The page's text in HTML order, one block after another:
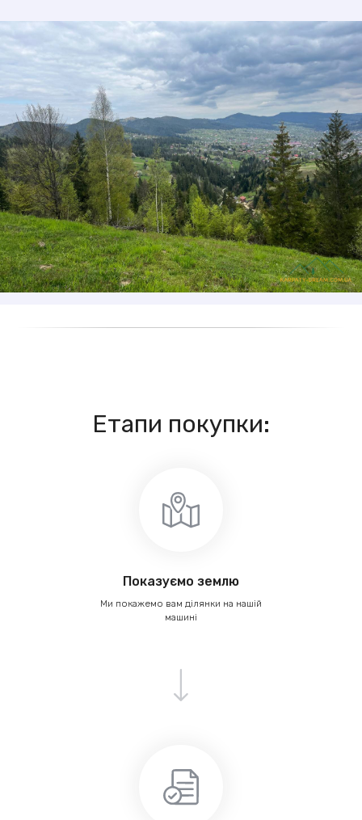
Етапи покупки:
Ми покажемо вам ділянки на нашій
машині
Показуємо землю